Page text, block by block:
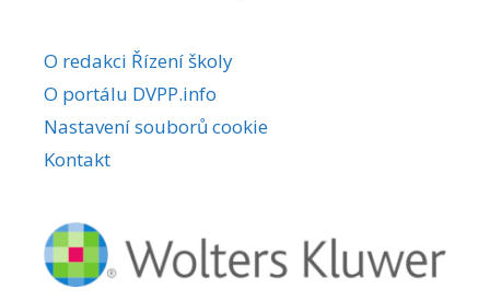
O redakci Řízení školy
O portálu DVPP.info
Nastavení souborů cookie
Kontakt